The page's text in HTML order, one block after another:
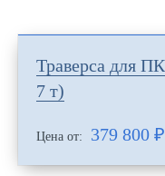
Траверса для
7 т)
Цена от: 379 800 ₽